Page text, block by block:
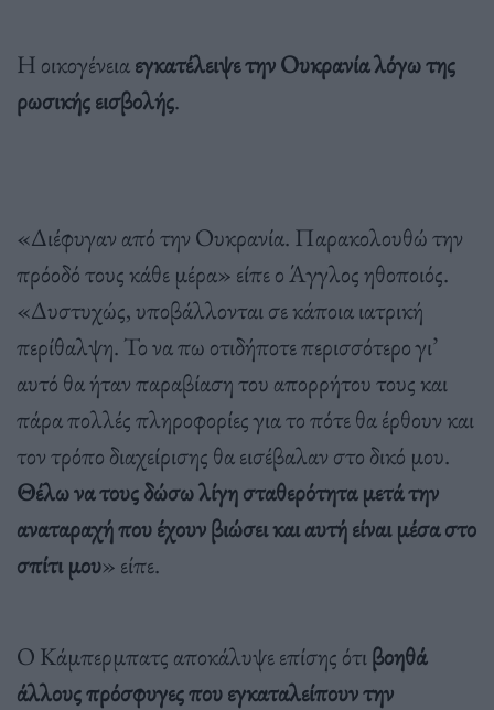
Η οικογένειαεγκατέλειψε την Ουκρανία λόγω της
ρωσικής εισβολής.
«Διέφυγαν από την Ουκρανία. Παρακολουθώ την
πρόοδό τους κάθε μέρα» είπε ο Άγγλος ηθοποιός.
«Δυστυχώς, υποβάλλονται σε κάποια ιατρική
περίθαλψη. Το να πω οτιδήποτε περισσότερο γι’
αυτό θα ήταν παραβίαση του απορρήτου τους και
πάρα πολλές πληροφορίες για το πότε θα έρθουν και
τον τρόπο διαχείρισης θα εισέβαλαν στο δικό μου.
Θέλω να τους δώσω λίγη σταθερότητα μετά την
αναταραχή που έχουν βιώσει και αυτή είναι μέσα στο
σπίτι μου» είπε.
Ο Κάμπερμπατς αποκάλυψε επίσης ότιβοηθά
άλλους πρόσφυγες που εγκαταλείπουν την